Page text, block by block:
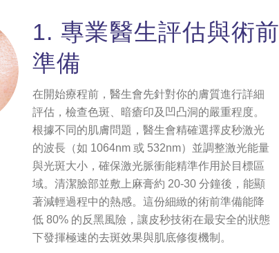
1. 專業醫生評估與術前
準備
在開始療程前，醫生會先針對你的膚質進行詳細
評估，檢查色斑、暗瘡印及凹凸洞的嚴重程度。
根據不同的肌膚問題，醫生會精確選擇皮秒激光
的波長（如 1064nm 或 532nm）並調整激光能量
與光斑大小，確保激光脈衝能精準作用於目標區
域。清潔臉部並敷上麻膏約 20-30 分鐘後，能顯
著減輕過程中的熱感。這份細緻的術前準備能降
低 80% 的反黑風險，讓皮秒技術在最安全的狀態
下發揮極速的去斑效果與肌底修復機制。